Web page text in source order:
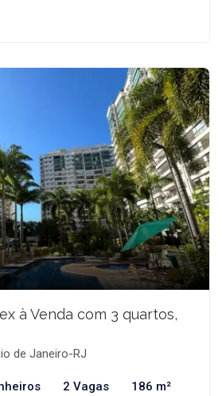
à Venda com 3 quartos,
de Janeiro-RJ
2 Vagas 186 m²